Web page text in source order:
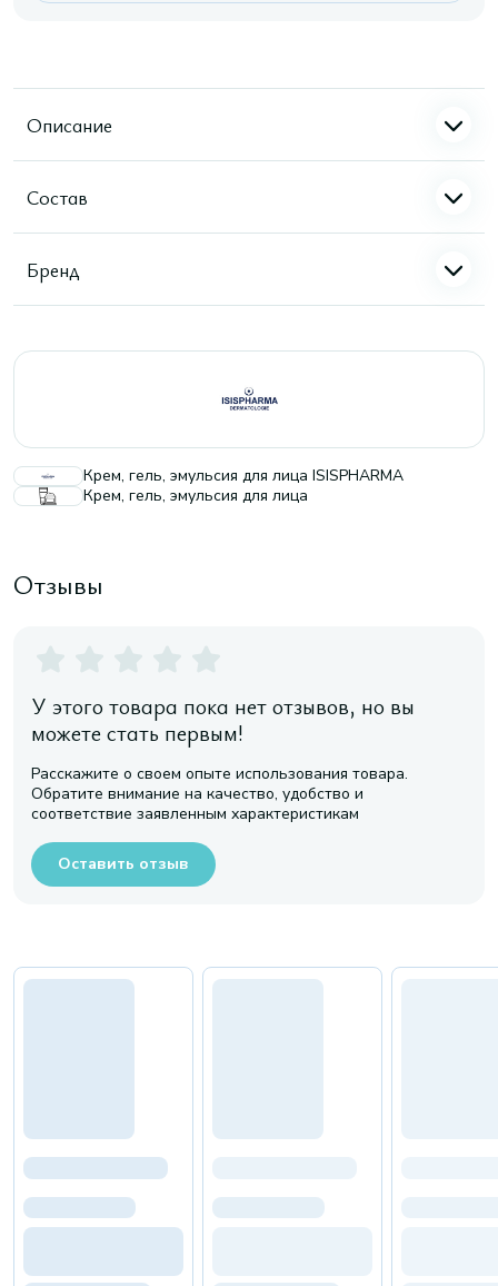
Описание
Состав
Бренд
Крем, гель, эмульсия для лица ISISPHARMA
Крем, гель, эмульсия для лица
Отзывы
У этого товара пока нет отзывов, но вы
можете стать первым!
Расскажите о своем опыте использования товара.
Обратите внимание на качество, удобство и
соответствие заявленным характеристикам
Оставить отзыв